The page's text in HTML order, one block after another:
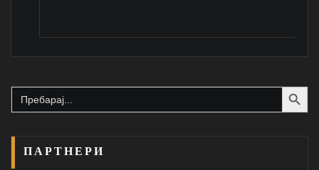
Search
for:
Search Button
ПАРТНЕРИ